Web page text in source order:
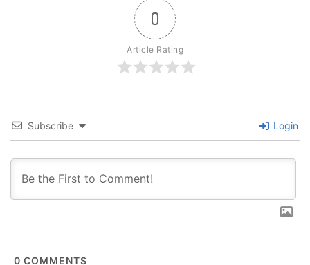
0
Article Rating
Subscribe Login
0 COMMENTS